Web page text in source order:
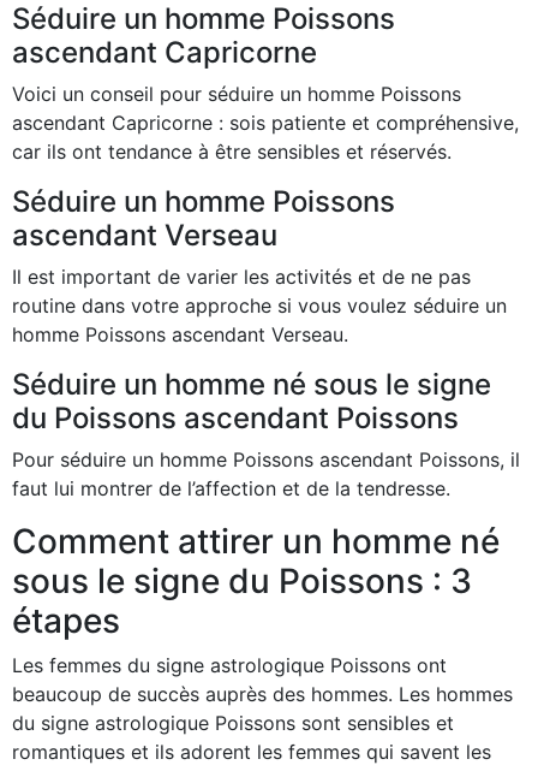
Séduire un homme Poissons
ascendant Capricorne
Voici un conseil pour séduire un homme Poissons
ascendant Capricorne : sois patiente et compréhensive,
car ils ont tendance à être sensibles et réservés.
Séduire un homme Poissons
ascendant Verseau
Il est important de varier les activités et de ne pas
routine dans votre approche si vous voulez séduire un
homme Poissons ascendant Verseau.
Séduire un homme né sous le signe
du Poissons ascendant Poissons
Pour séduire un homme Poissons ascendant Poissons, il
faut lui montrer de l’affection et de la tendresse.
Comment attirer un homme né
sous le signe du Poissons : 3
étapes
Les femmes du signe astrologique Poissons ont
beaucoup de succès auprès des hommes. Les hommes
du signe astrologique Poissons sont sensibles et
romantiques et ils adorent les femmes qui savent les